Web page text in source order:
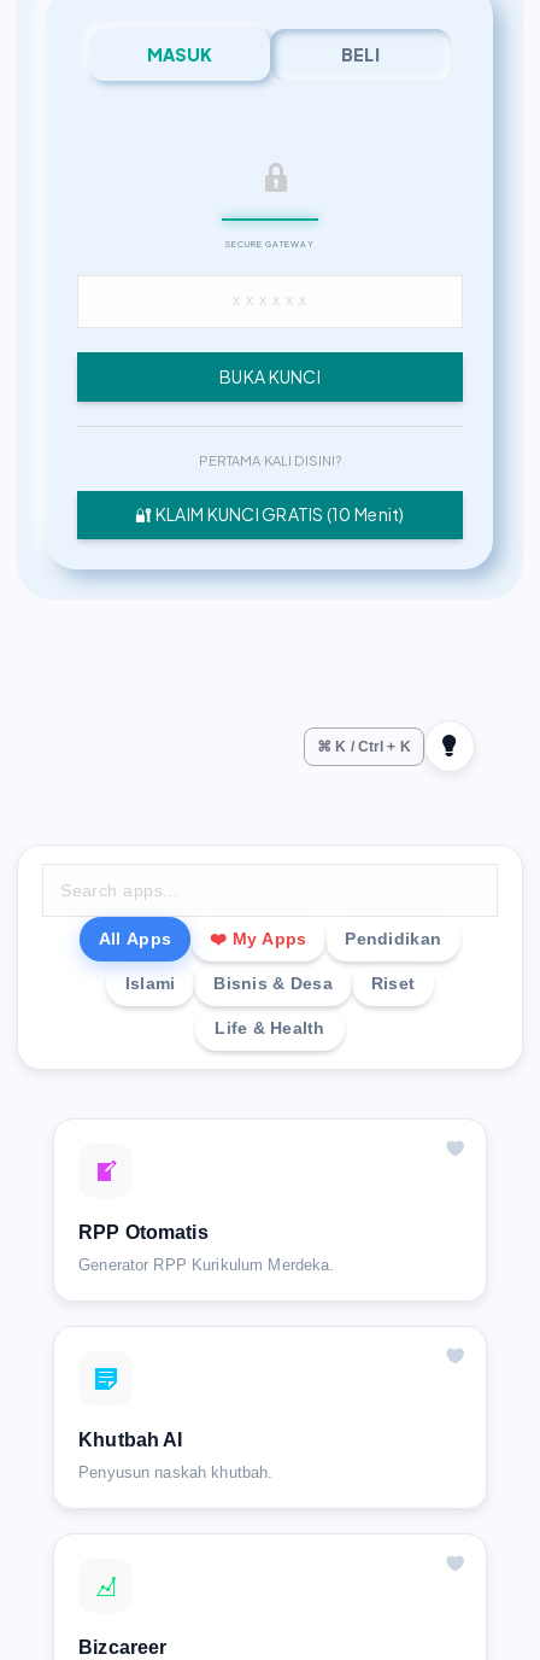
MASUK BELI
SECURE GATEWAY
BUKA KUNCI
PERTAMA KALI DISINI?
🔐 KLAIM KUNCI GRATIS (10 Menit)
⌘ K / Ctrl + K
All Apps ❤️ My Apps Pendidikan
Islami Bisnis & Desa Riset
Life & Health
RPP Otomatis
Generator RPP Kurikulum Merdeka.
Khutbah AI
Penyusun naskah khutbah.
Bizcareer